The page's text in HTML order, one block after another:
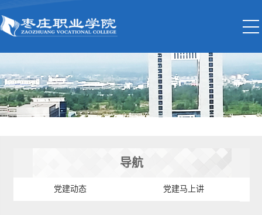
导航
党建动态 党建马上讲